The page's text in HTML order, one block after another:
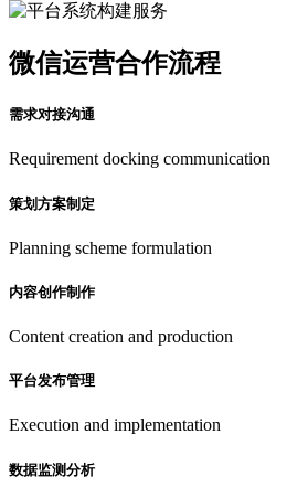
微信运营合作流程
需求对接沟通
Requirement docking communication
策划方案制定
Planning scheme formulation
内容创作制作
Content creation and production
平台发布管理
Execution and implementation
数据监测分析